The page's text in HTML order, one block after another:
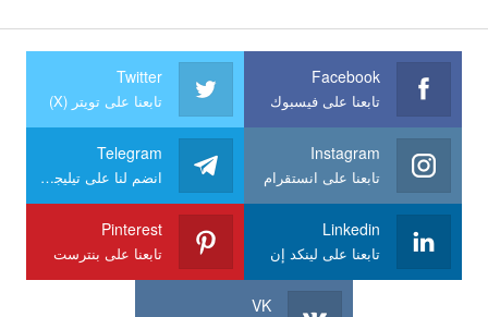
Facebook
تابعنا على فيسبوك
Twitter
تابعنا على تويتر (X)
Instagram
تابعنا على انستقرام
Telegram
انضم لنا على تيليجرام
Linkedin
تابعنا على لينكد إن
Pinterest
تابعنا على بنترست
VK